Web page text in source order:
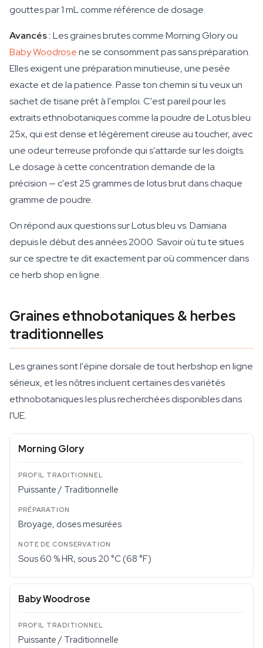
gouttes par 1 mL comme référence de dosage.
Avancés :Les graines brutes comme Morning Glory ou
Baby Woodrosene se consomment pas sans préparation.
Elles exigent une préparation minutieuse, une pesée
exacte et de la patience. Passe ton chemin si tu veux un
sachet de tisane prêt à l'emploi. C'est pareil pour les
extraits ethnobotaniques comme la poudre de Lotus bleu
25x, qui est dense et légèrement cireuse au toucher, avec
une odeur terreuse profonde qui s'attarde sur les doigts.
Le dosage à cette concentration demande de la
précision — c'est 25 grammes de lotus brut dans chaque
gramme de poudre.
On répond aux questions sur Lotus bleu vs. Damiana
depuis le début des années 2000. Savoir où tu te situes
sur ce spectre te dit exactement par où commencer dans
ce herb shop en ligne.
Graines ethnobotaniques & herbes
traditionnelles
Les graines sont l'épine dorsale de tout herbshop en ligne
sérieux, et les nôtres incluent certaines des variétés
ethnobotaniques les plus recherchées disponibles dans
l'UE.
Morning Glory
Puissante / Traditionnelle
Broyage, doses mesurées
Sous 60 % HR, sous 20 °C (68 °F)
Baby Woodrose
Puissante / Traditionnelle